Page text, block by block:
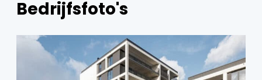
Bedrijfsfoto's